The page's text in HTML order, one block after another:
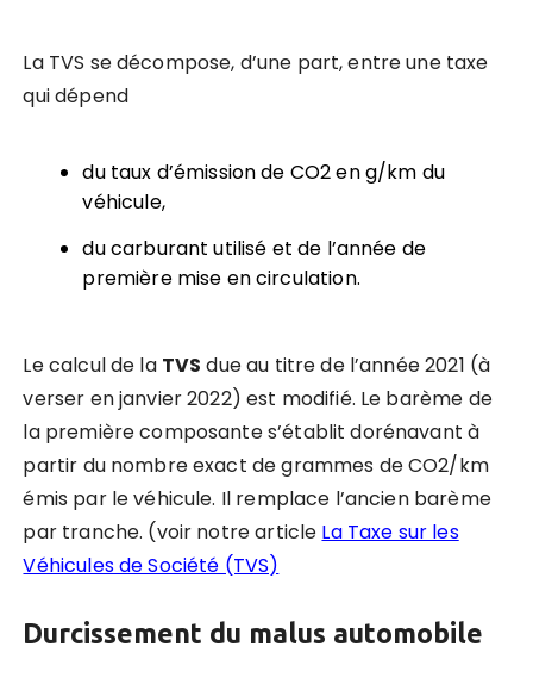
La TVS se décompose, d’une part, entre une taxe
qui dépend
du taux d’émission de CO2 en g/km du
véhicule,
du carburant utilisé et de l’année de
première mise en circulation.
Le calcul de la TVS due au titre de l’année 2021 (à
verser en janvier 2022) est modifié. Le barème de
la première composante s’établit dorénavant à
partir du nombre exact de grammes de CO2/km
émis par le véhicule. Il remplace l’ancien barème
par tranche. (voir notre article La Taxe sur les
Véhicules de Société (TVS)
Durcissement du malus automobile